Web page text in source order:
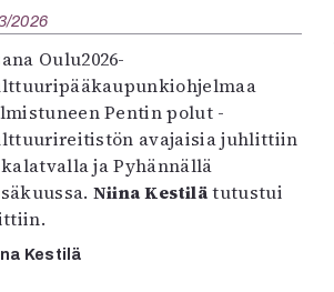
2026
Oulu2026-
Pentin polut -
avajaisia juhlittiin
ja Pyhännällä
Niina Kestilätutustui
Kestilä